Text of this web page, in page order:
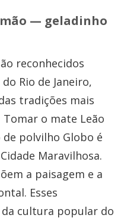
— geladinho
reconhecidos
Rio de Janeiro,
tradições mais
o mate Leão
polvilho Globo é
Maravilhosa.
a paisagem e a
Esses
cultura popular do